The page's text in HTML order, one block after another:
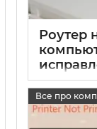
Роутер
17 05 2025
Все про